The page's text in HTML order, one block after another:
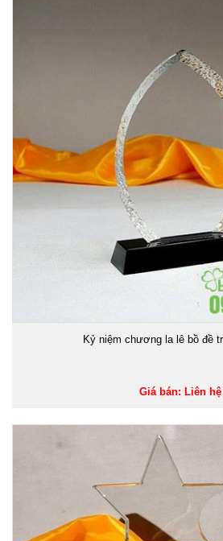
Kỷ niệm chương la lê bồ đề
Giá bán: Liên hệ